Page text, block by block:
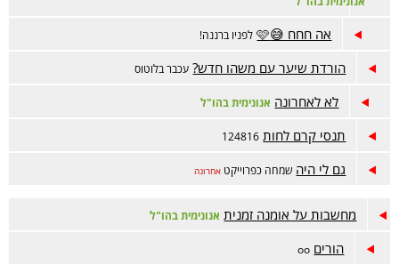
אה חחח 😅🩷 לפניו ברננה!
הורדת שיער עם משהו חדש? עכבר בלוטוס
לא לאחרונה אנונימית בהו"ל
תנסי קרם לחות 124816
גם לי היה שמחה כפרוייקט אחרונה
מחשבות על אומנה זמנית אנונימית בהו"ל
הורים oo